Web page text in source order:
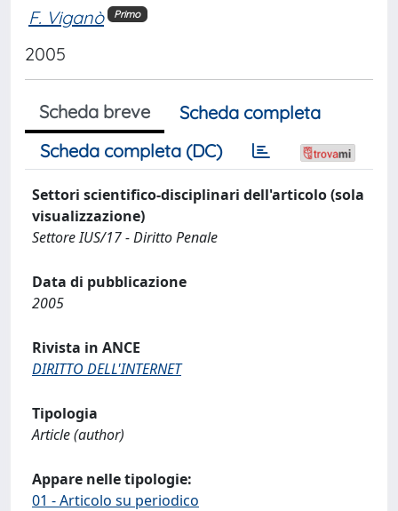
F. Viganò Primo
2005
Scheda breve
Scheda completa
Scheda completa (DC)
Settori scientifico-disciplinari dell'articolo (sola
visualizzazione)
Settore IUS/17 - Diritto Penale
Data di pubblicazione
2005
Rivista in ANCE
DIRITTO DELL'INTERNET
Tipologia
Article (author)
Appare nelle tipologie:
01 - Articolo su periodico